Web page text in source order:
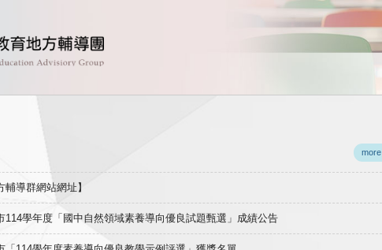
more
輔導群網站網址】
114學年度「國中自然領域素養導向優良試題甄選」成績公告